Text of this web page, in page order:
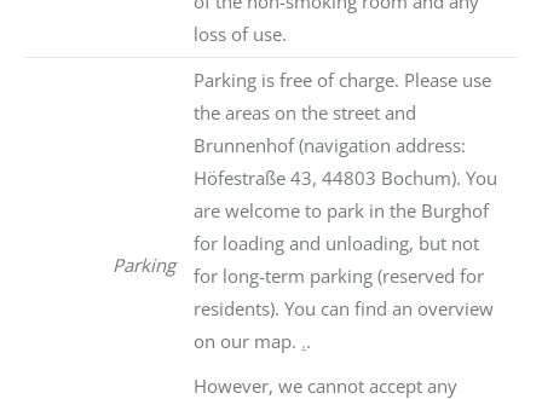
loss of use.
Parking
Parking is free of charge. Please use
the areas on the street and
Brunnenhof (navigation address:
Höfestraße 43, 44803 Bochum). You
are welcome to park in the Burghof
for loading and unloading, but not
for long-term parking (reserved for
residents). You can find an overview
on our map. ..
However, we cannot accept any